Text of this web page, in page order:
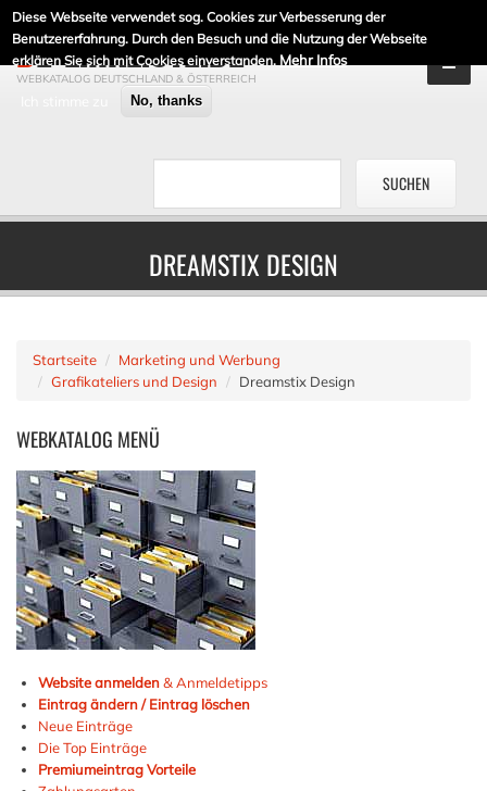
Diese Webseite verwendet sog. Cookies zur Verbesserung der
Benutzererfahrung. Durch den Besuch und die Nutzung der Webseite
erklären Sie sich mit Cookies einverstanden. Mehr Infos
No, thanks
DE-LINKLISTE.DE
WEBKATALOG DEUTSCHLAND & ÖSTERREICH
DREAMSTIX DESIGN
Startseite
Marketing und Werbung
Grafikateliers und Design
Dreamstix Design
WEBKATALOG MENÜ
Website anmelden& Anmeldetipps
Eintrag ändern / Eintrag löschen
Neue Einträge
Die Top Einträge
Premiumeintrag Vorteile